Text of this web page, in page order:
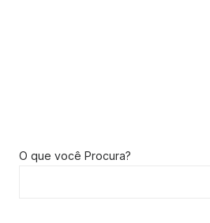
O que você Procura?